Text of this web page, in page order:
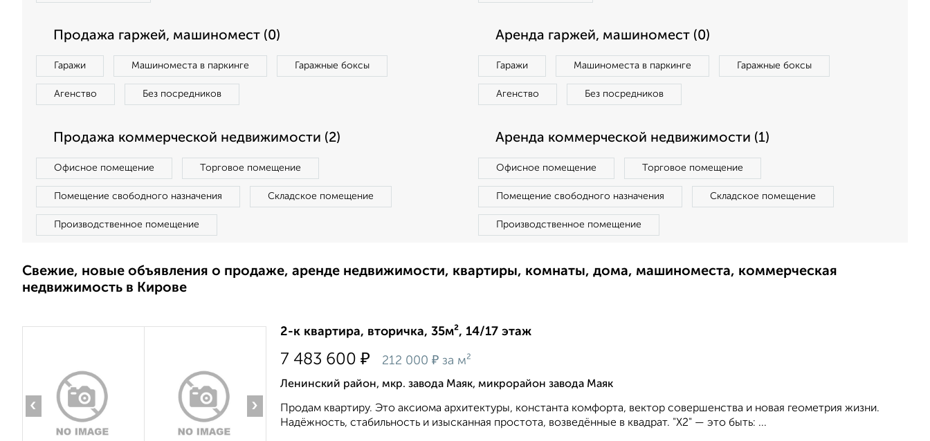
Продажа гаржей, машиномест (0)
Гаражи Машиноместа в паркинге Гаражные боксы
Агенство Без посредников
Аренда гаржей, машиномест (0)
Гаражи Машиноместа в паркинге Гаражные боксы
Агенство Без посредников
Продажа коммерческой недвижимости (2)
Офисное помещение Торговое помещение
Помещение свободного назначения Складское помещение
Производственное помещение
Аренда коммерческой недвижимости (1)
Офисное помещение Торговое помещение
Помещение свободного назначения Складское помещение
Производственное помещение
Свежие, новые объявления о продаже, аренде недвижимости, квартиры, комнаты, дома, машиноместа, коммерческая
недвижимость в Кирове
‹ ›
2-к квартира, вторичка, 35м², 14/17 этаж
7 483 600 ₽ 212 000 ₽ за м²
Ленинский район, мкр. завода Маяк, микрорайон завода Маяк
Продам квартиру. Это аксиома архитектуры, константа комфорта, вектор совершенства и новая геометрия жизни.
Надёжность, стабильность и изысканная простота, возведённые в квадрат. "Х2" — это быть: ...